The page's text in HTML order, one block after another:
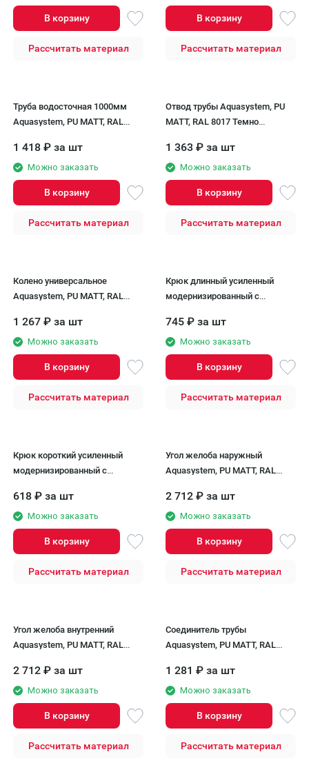
В корзину
Рассчитать материал
В корзину
Рассчитать материал
Труба водосточная 1000мм
Aquasystem, PU MATT, RAL
1 418 ₽ за шт
Можно заказать
В корзину
Рассчитать материал
Отвод трубы Aquasystem, PU
MATT, RAL 8017 Темно
1 363 ₽ за шт
Можно заказать
В корзину
Рассчитать материал
Колено универсальное
Aquasystem, PU MATT, RAL
1 267 ₽ за шт
Можно заказать
В корзину
Рассчитать материал
Крюк длинный усиленный
модернизированный с
Aquasystem, PU MATT, RAL
8017 Темно Коричневый 125/90
745 ₽ за шт
Можно заказать
В корзину
Рассчитать материал
Крюк короткий усиленный
модернизированный с
Aquasystem, PU MATT, RAL
8017 Темно Коричневый 125/90
618 ₽ за шт
Можно заказать
В корзину
Рассчитать материал
Угол желоба наружный
Aquasystem, PU MATT, RAL
2 712 ₽ за шт
Можно заказать
В корзину
Рассчитать материал
Угол желоба внутренний
Aquasystem, PU MATT, RAL
2 712 ₽ за шт
Можно заказать
В корзину
Рассчитать материал
Соединитель трубы
Aquasystem, PU MATT, RAL
1 281 ₽ за шт
Можно заказать
В корзину
Рассчитать материал